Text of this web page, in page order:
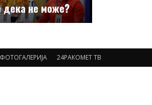
дека не може?
ФОТОГАЛЕРИЈА 24РАКОМЕТ ТВ